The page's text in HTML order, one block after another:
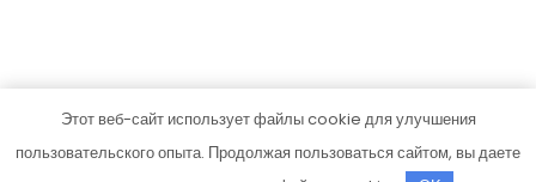
homesstroy.ru
Этот веб-сайт использует файлы cookie для улучшения
пользовательского опыта. Продолжая пользоваться сайтом, вы даете